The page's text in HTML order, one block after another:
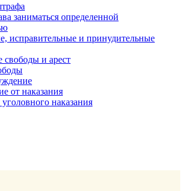
заниматься определенной
исправительные и принудительные
свободы и арест
от наказания
наказания